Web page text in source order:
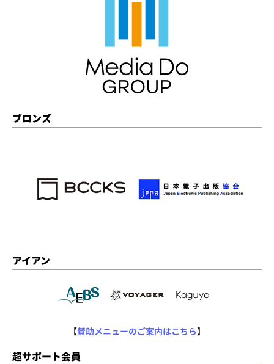
ブロンズ
アイアン
【賛助メニューのご案内はこちら】
超サポート会員